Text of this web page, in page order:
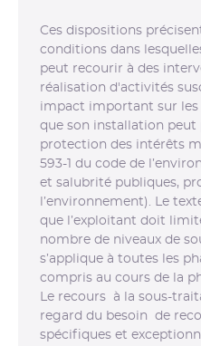
Ces dispositions
conditions dans
peut recourir à des
réalisation d'activités
impact important sur les
que son installation peut
protection des intérêts
593-1 du code de
et salubrité publiques,
l’environnement). Le
que l’exploitant doit
nombre de niveaux de
s’applique à toutes les
compris au cours de la
Le recours à la sous-
regard du besoin de
spécifiques et